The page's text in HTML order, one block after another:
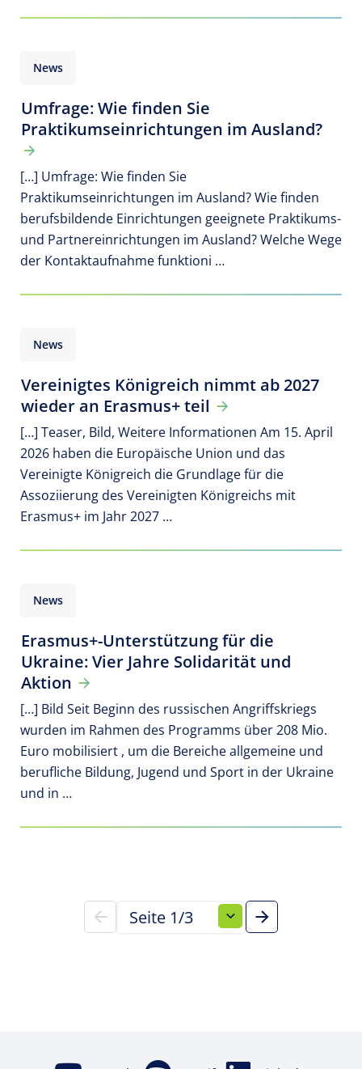
News
Umfrage: Wie finden Sie
Praktikumseinrichtungen im Ausland?
[…] Umfrage: Wie finden Sie
Praktikumseinrichtungen im Ausland? Wie finden
berufsbildende Einrichtungen geeignete Praktikums-
und Partnereinrichtungen im Ausland? Welche Wege
der Kontaktaufnahme funktioni …
News
Vereinigtes Königreich nimmt ab 2027
wieder an Erasmus+ teil
[…] Teaser, Bild, Weitere Informationen Am 15. April
2026 haben die Europäische Union und das
Vereinigte Königreich die Grundlage für die
Assoziierung des Vereinigten Königreichs mit
Erasmus+ im Jahr 2027 …
News
Erasmus+-Unterstützung für die
Ukraine: Vier Jahre Solidarität und
Aktion
[…] Bild Seit Beginn des russischen Angriffskriegs
wurden im Rahmen des Programms über 208 Mio.
Euro mobilisiert , um die Bereiche allgemeine und
berufliche Bildung, Jugend und Sport in der Ukraine
und in …
Seite wechseln